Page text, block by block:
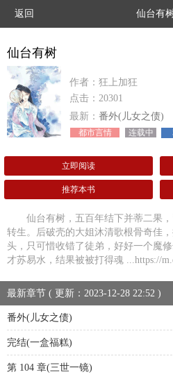
返回 仙台有
仙台有树
作者：狂上加狂
点击：20301
最新： 番外(儿女之债)
都市言情 连载中
立即阅读
推荐本书
仙台有树，五百年结下并蒂二果
转生。后破壳的大姐沐清歌根骨奇佳
头，只可惜收错了徒弟，好好一个魔
才苏易水，结果被被打得魂 ...https://
最新章节 ( 更新：2023-12-28 22:52 )
番外(儿女之债)
完结(一盒福糕)
第 104 章(三世一镜)